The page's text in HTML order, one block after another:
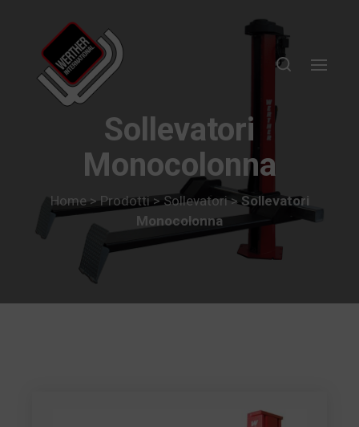
Sollevatori
Monocolonna
Home> Prodotti>Sollevatori>Sollevatori
Monocolonna